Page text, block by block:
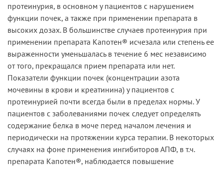
протеинурия, в основном у пациентов с нарушением
функции почек, а также при применении препарата в
высоких дозах. В большинстве случаев протеинурия при
применении препарата Капотен® исчезала или степень ее
выраженности уменьшалась в течение 6 мес независимо
от того, прекращался прием препарата или нет.
Показатели функции почек (концентрации азота
мочевины в крови и креатинина) у пациентов с
протеинурией почти всегда были в пределах нормы. У
пациентов с заболеваниями почек следует определять
содержание белка в моче перед началом лечения и
периодически на протяжении курса терапии. В некоторых
случаях на фоне применения ингибиторов АПФ, в т.ч.
препарата Капотен®, наблюдается повышение